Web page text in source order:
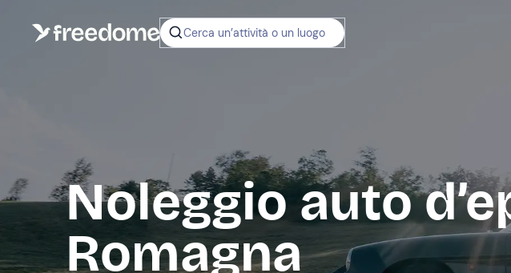
Cerca un’attività o un luogo
Un regalo digitale
lascia la libertà di
scegliere
outdoor in tutta
Regala una Gift
Noleggio auto
Romagna